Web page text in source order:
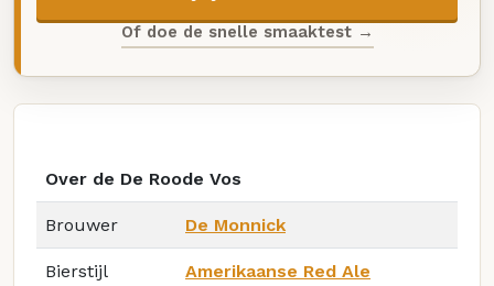
Of doe de snelle smaaktest →
Over de De Roode Vos
Brouwer De Monnick
Bierstijl Amerikaanse Red Ale